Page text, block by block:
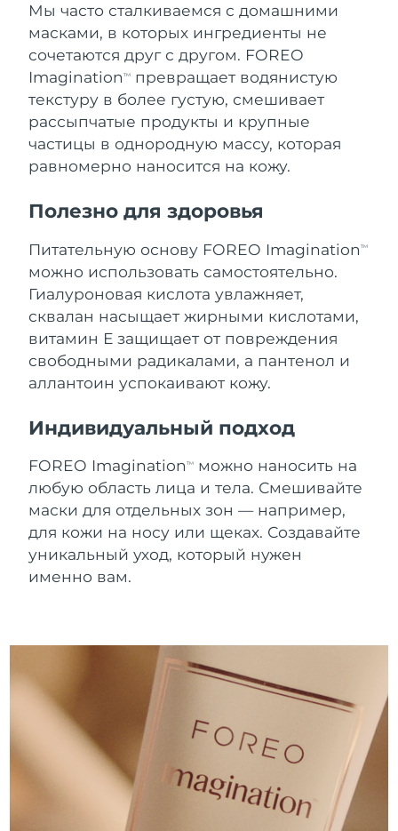
Мы часто сталкиваемся с домашними
масками, в которых ингредиенты не
сочетаются друг с другом. FOREO
ImaginationTM
превращает водянистую
текстуру в более густую, смешивает
рассыпчатые продукты и крупные
частицы в однородную массу, которая
равномерно наносится на кожу.
Полезно для здоровья
Питательную основу FOREO ImaginationTM
можно использовать самостоятельно.
Гиалуроновая кислота увлажняет,
сквалан насыщает жирными кислотами,
витамин Е защищает от повреждения
свободными радикалами, а пантенол и
аллантоин успокаивают кожу.
Индивидуальный подход
FOREO ImaginationTM
можно наносить на
любую область лица и тела. Смешивайте
маски для отдельных зон — например,
для кожи на носу или щеках. Создавайте
уникальный уход, который нужен
именно вам.
Монако
Нидерланды
Ожидаемая дата доставки
Новая Зеландия
Ожидаемая дата доставки
8/8/26
Оман
8/11/26
Филиппины
Ожидаемая дата доставки
Польша
Ожидаемая дата доставки
8/9/26
Пуэрто-Рико
8/10/26
Катар
Ожидаемая дата доставки
8/9/26
Реюньон
Ожидаемая дата доставки
Ожидаемая дата доставки
Саудовская Аравия
Ожидаемая дата доставки
Ожидаемая дата доставки
8/10/26
Ожидаемая дата доставки